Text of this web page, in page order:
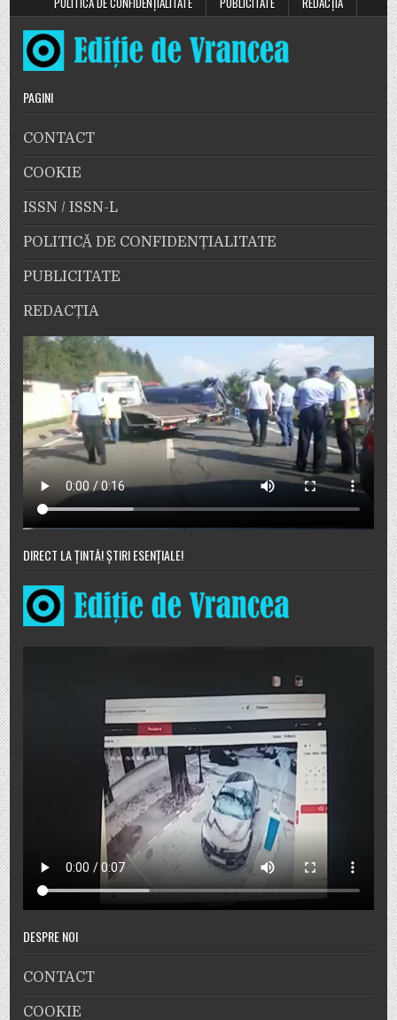
PAGINI
CONTACT
COOKIE
ISSN / ISSN-L
POLITICĂ DE CONFIDENȚIALITATE
PUBLICITATE
REDACȚIA
DIRECT LA ȚINTĂ! ȘTIRI ESENȚIALE!
DESPRE NOI
CONTACT
COOKIE